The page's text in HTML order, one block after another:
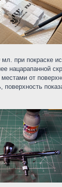
при покраске
нацарапанной
от